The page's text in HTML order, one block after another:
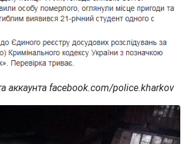
аккаунта facebook.com/police.kharkov